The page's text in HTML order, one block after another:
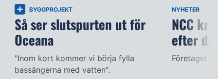
BYGGPROJEKT
Så ser slutspurten ut för
Oceana
"Inom kort kommer vi börja fylla
bassängerna med vatten".
NYHETER
NCC
efter
Företaget